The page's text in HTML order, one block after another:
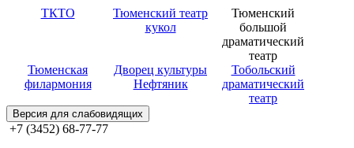
ТКТО
Тюменский театр
кукол
Тюменский
большой
драматический
театр
Тюменская
филармония
Дворец культуры
Нефтяник
Тобольский
драматический
театр
Версия для слабовидящих
+7 (3452) 68-77-77